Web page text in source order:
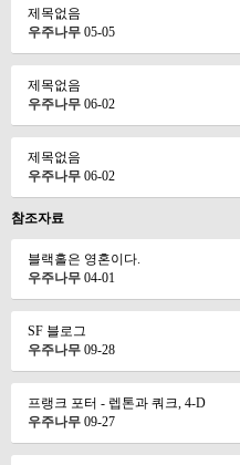
제목없음
우주나무 05-05
제목없음
우주나무 06-02
제목없음
우주나무 06-02
참조자료
블랙홀은 영혼이다.
우주나무 04-01
SF 블로그
우주나무 09-28
프랭크 포터 - 렙톤과 쿼크, 4-D
우주나무 09-27